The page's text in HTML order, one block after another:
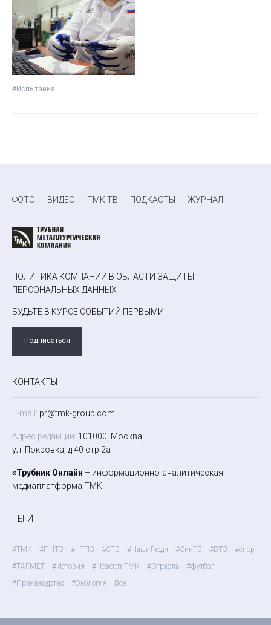
#Испытания
ФОТО ВИДЕО ТМК ТВ ПОДКАСТЫ ЖУРНАЛ
ПОЛИТИКА КОМПАНИИ В ОБЛАСТИ ЗАЩИТЫ
ПЕРСОНАЛЬНЫХ ДАННЫХ
БУДЬТЕ В КУРСЕ СОБЫТИЙ ПЕРВЫМИ
Подписаться
КОНТАКТЫ
E-mail: pr@tmk-group.com
Адрес редакции: 101000, Москва,
ул. Покровка, д.40 стр.2а
«Трубник Онлайн – информационно-аналитическая
медиаплатформа ТМК
ТЕГИ
#ТМК #ПНТЗ #ЧТПЗ #СТЗ #НашиЛюди #СинТЗ #ВТЗ
#спорт
#ТАГМЕТ
#История #НовостиТМК #Отрасль
#футбол
#Производство
#Экология Все